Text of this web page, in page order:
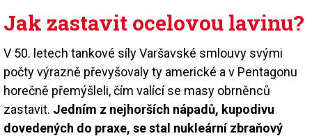
Jak zastavit ocelovou lavinu?
V 50. letech tankové síly Varšavské smlouvy svými
počty výrazně převyšovaly ty americké a v Pentagonu
horečně přemýšleli, čím valící se masy obrněnců
zastavit. Jedním z nejhorších nápadů, kupodivu
dovedených do praxe, se stal nukleární zbraňový